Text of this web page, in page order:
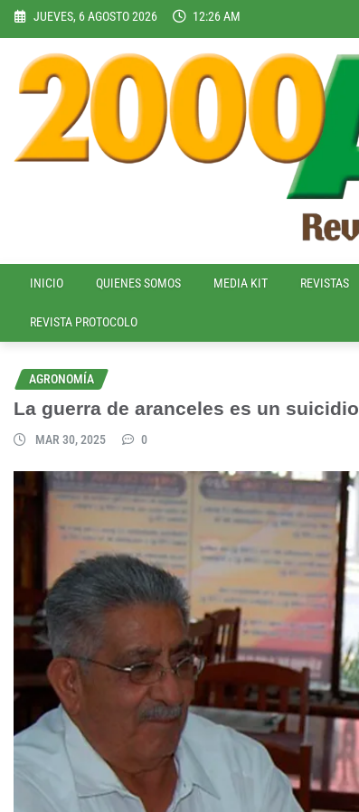
Skip
content
JUEVES, 6 AGOSTO 2026 12:26 AM
INICIO QUIENES SOMOS MEDIA KIT REVISTAS
REVISTA PROTOCOLO
AGRONOMÍA
La guerra de aranceles es un suicidio
MAR 30, 2025 0